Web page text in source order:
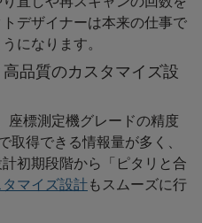
デザイナーは本来の仕事で
になります。
品質のカスタマイズ設
座標測定機グレードの精度
取得できる情報量が多く、
初期段階から「ピタリと合
タマイズ設計もスムーズに行